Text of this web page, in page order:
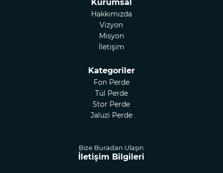
Kurumsal
Hakkımızda
Vizyon
Misyon
İletişim
Kategoriler
Fon Perde
Tül Perde
Stor Perde
Jaluzi Perde
Bize Buradan Ulaşın
İletişim Bilgileri